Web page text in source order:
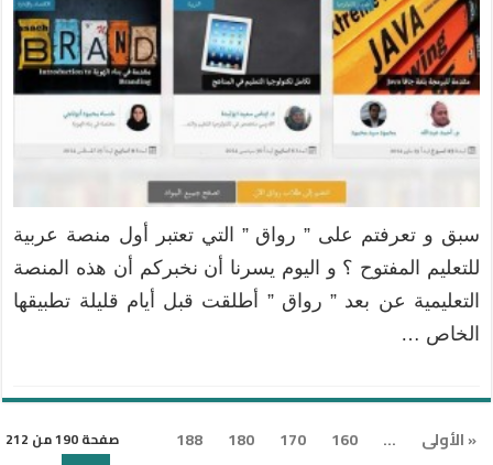
سبق و تعرفتم على ” رواق ” التي تعتبر أول منصة عربية
للتعليم المفتوح ؟ و اليوم يسرنا أن نخبركم أن هذه المنصة
التعليمية عن بعد ” رواق ” أطلقت قبل أيام قليلة تطبيقها
الخاص …
صفحة 190 من 212 « الأولى ...
160
170
180
188